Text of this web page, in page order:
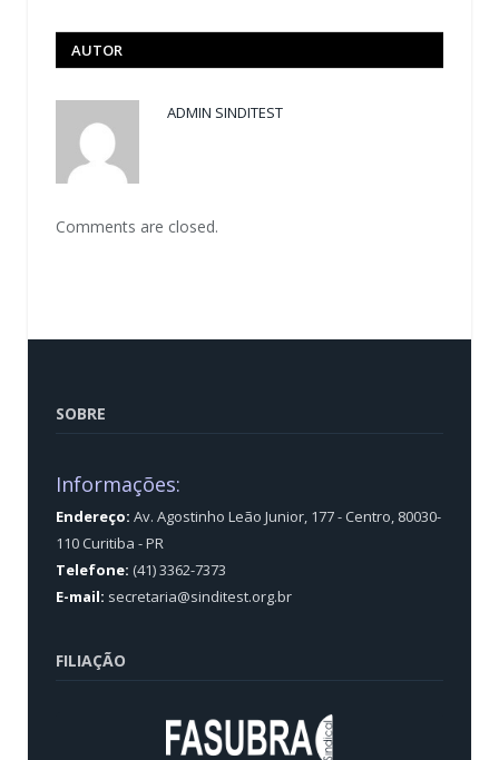
AUTOR
ADMIN SINDITEST
Comments are closed.
SOBRE
Informações:
Endereço: Av. Agostinho Leão Junior, 177 - Centro, 80030-
110 Curitiba - PR
Telefone: (41) 3362-7373
E-mail: secretaria@sinditest.org.br
FILIAÇÃO